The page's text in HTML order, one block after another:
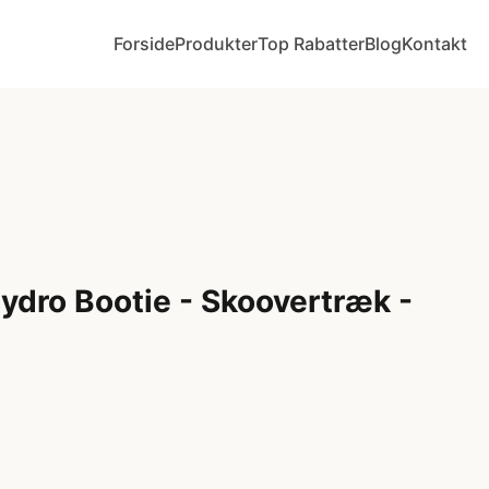
ForsideProdukterTop RabatterBlogKontakt
Bootie - Skoovertræk -